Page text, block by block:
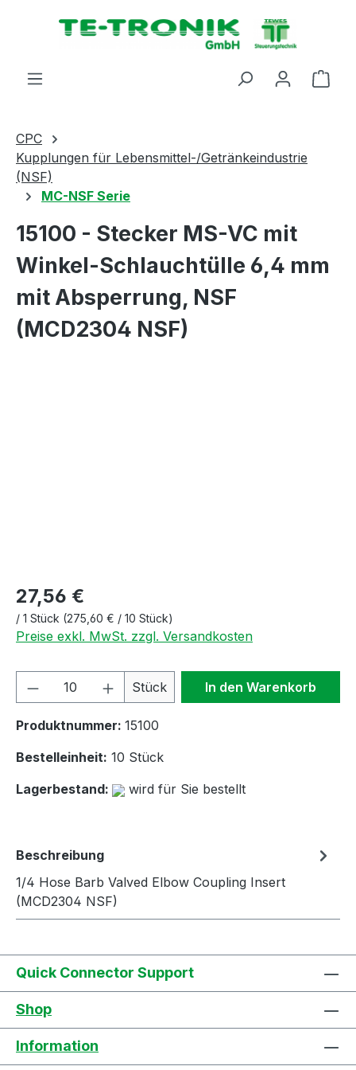
springen
CPC
Kupplungen für Lebensmittel-/Getränkeindustrie
(NSF)
MC-NSF Serie
15100 - Stecker MS-VC mit
Winkel-Schlauchtülle 6,4 mm
mit Absperrung, NSF
(MCD2304 NSF)
27,56 €
/ 1 Stück (275,60 € / 10 Stück)
Preise exkl. MwSt. zzgl. Versandkosten
Produkt Anzahl: Gib den
Stück In den Warenkorb
Produktnummer: 15100
Bestelleinheit: 10 Stück
Lagerbestand:
wird für Sie bestellt
Beschreibung
1/4 Hose Barb Valved Elbow Coupling Insert
(MCD2304 NSF)
Quick Connector Support
Shop
Information